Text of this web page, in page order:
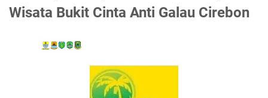
Wisata Bukit Cinta Anti Galau Cirebon